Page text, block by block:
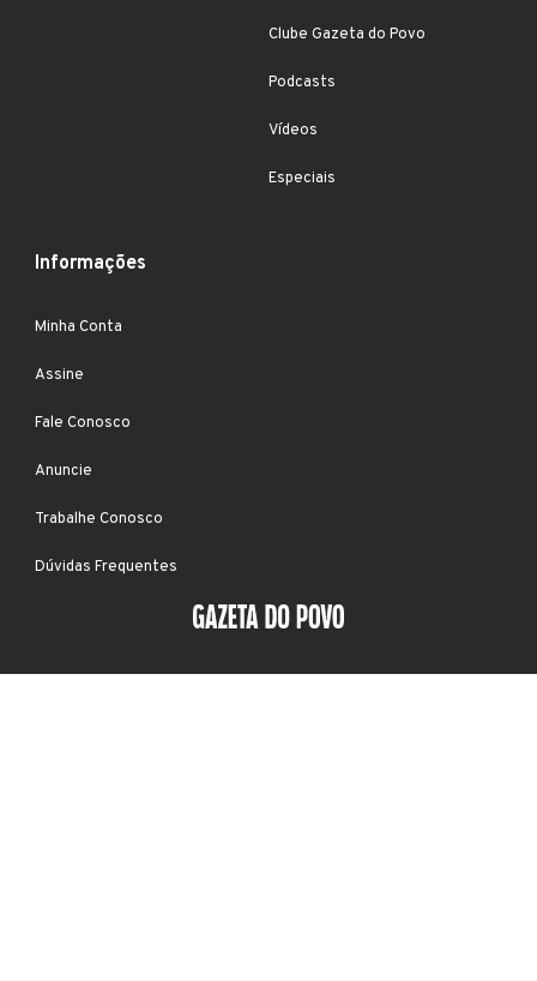
Clube Gazeta do Povo
Podcasts
Vídeos
Especiais
Informações
Minha Conta
Assine
Fale Conosco
Anuncie
Trabalhe Conosco
Dúvidas Frequentes